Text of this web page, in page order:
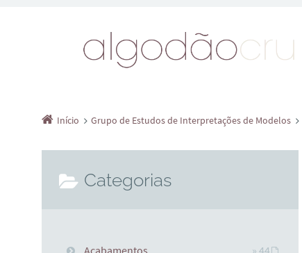
Início Grupo de Estudos de Interpretações de Modelos
Categorias